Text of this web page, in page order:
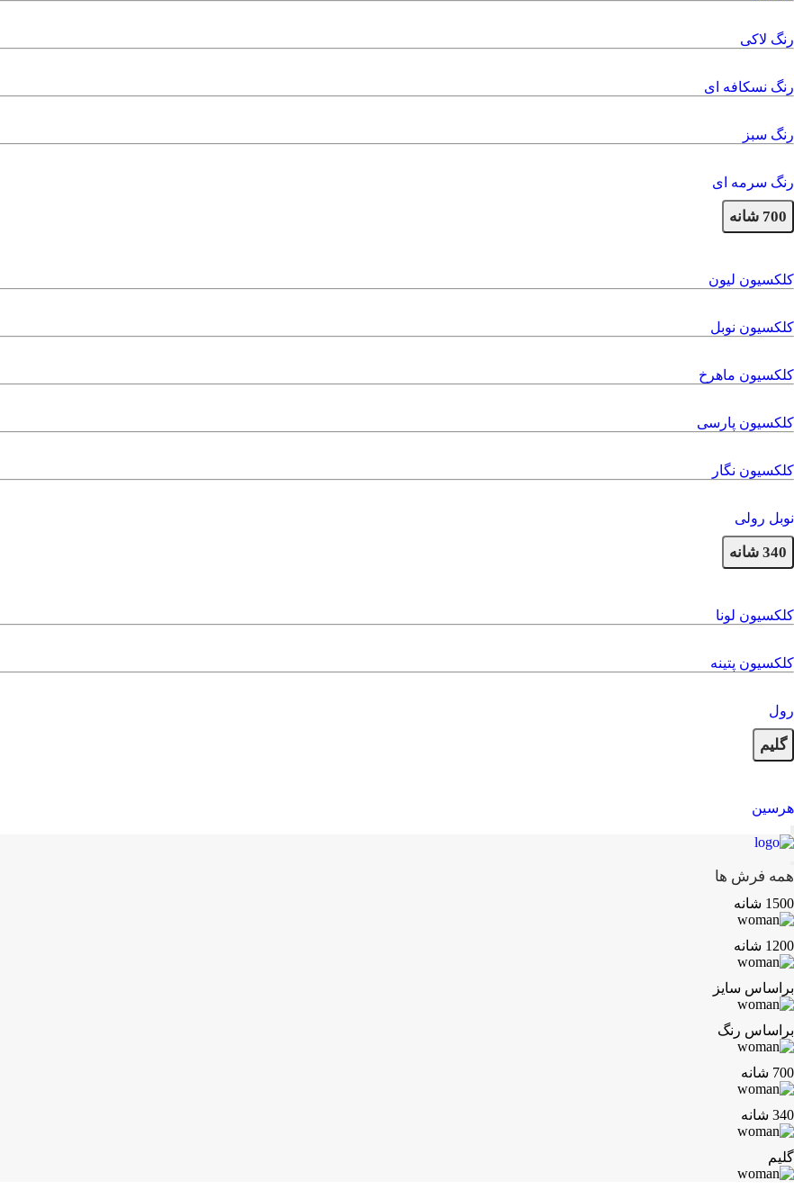
رنگ لاکی
رنگ نسکافه ای
رنگ سبز
رنگ سرمه ای
700 شانه
کلکسیون لیون
کلکسیون نوبل
کلکسیون ماهرخ
کلکسیون پارسی
کلکسیون نگار
نوبل رولی
340 شانه
کلکسیون لونا
کلکسیون پتینه
رول
گلیم
هرسین
همه فرش ها
1500 شانه
1200 شانه
براساس سایز
براساس رنگ
700 شانه
340 شانه
گلیم